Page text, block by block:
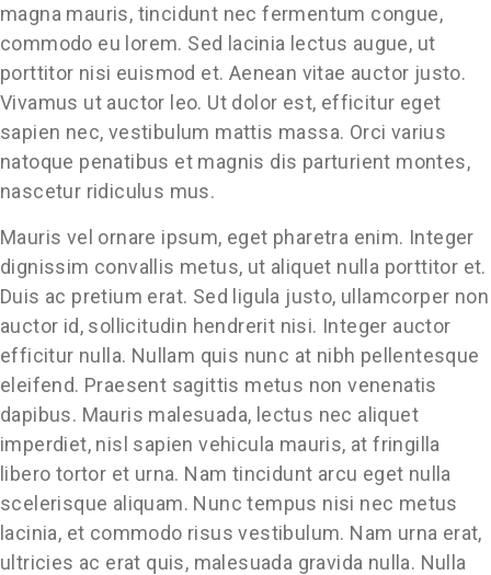
magna mauris, tincidunt nec fermentum congue,
commodo eu lorem. Sed lacinia lectus augue, ut
porttitor nisi euismod et. Aenean vitae auctor justo.
Vivamus ut auctor leo. Ut dolor est, efficitur eget
sapien nec, vestibulum mattis massa. Orci varius
natoque penatibus et magnis dis parturient montes,
nascetur ridiculus mus.
Mauris vel ornare ipsum, eget pharetra enim. Integer
dignissim convallis metus, ut aliquet nulla porttitor et.
Duis ac pretium erat. Sed ligula justo, ullamcorper non
auctor id, sollicitudin hendrerit nisi. Integer auctor
efficitur nulla. Nullam quis nunc at nibh pellentesque
eleifend. Praesent sagittis metus non venenatis
dapibus. Mauris malesuada, lectus nec aliquet
imperdiet, nisl sapien vehicula mauris, at fringilla
libero tortor et urna. Nam tincidunt arcu eget nulla
scelerisque aliquam. Nunc tempus nisi nec metus
lacinia, et commodo risus vestibulum. Nam urna erat,
ultricies ac erat quis, malesuada gravida nulla. Nulla